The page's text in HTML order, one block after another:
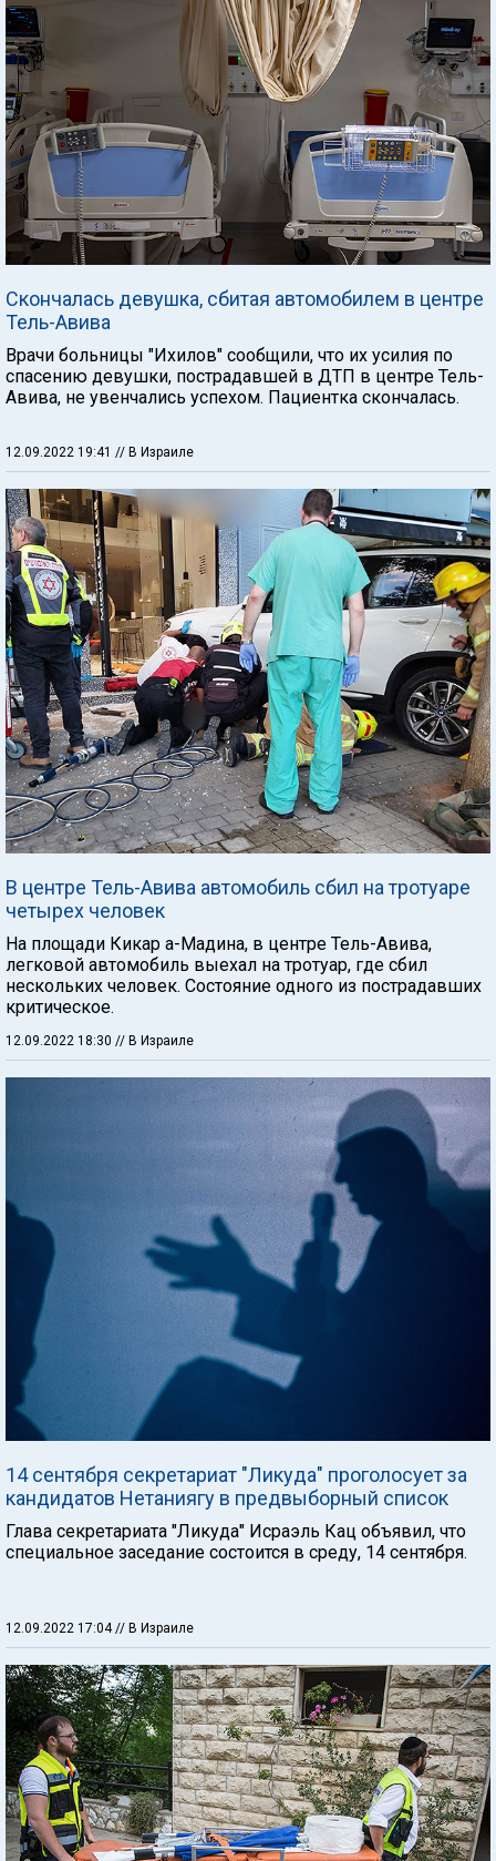
Скончалась девушка, сбитая автомобилем в центре
Тель-Авива
Врачи больницы "Ихилов" сообщили, что их усилия по
спасению девушки, пострадавшей в ДТП в центре Тель-
Авива, не увенчались успехом. Пациентка скончалась.
12.09.2022 19:41 // В Израиле
В центре Тель-Авива автомобиль сбил на тротуаре
четырех человек
На площади Кикар а-Мадина, в центре Тель-Авива,
легковой автомобиль выехал на тротуар, где сбил
нескольких человек. Состояние одного из пострадавших
критическое.
12.09.2022 18:30 // В Израиле
14 сентября секретариат "Ликуда" проголосует за
кандидатов Нетаниягу в предвыборный список
Глава секретариата "Ликуда" Исраэль Кац объявил, что
специальное заседание состоится в среду, 14 сентября.
12.09.2022 17:04// В Израиле